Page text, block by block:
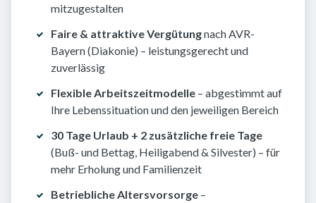
mitzugestalten
Faire & attraktive Vergütungnach AVR-
Bayern (Diakonie) – leistungsgerecht und
zuverlässig
Flexible Arbeitszeitmodelle – abgestimmt auf
Ihre Lebenssituation und den jeweiligen Bereich
30 Tage Urlaub + 2 zusätzliche freie Tage
(Buß- und Bettag, Heiligabend & Silvester) – für
mehr Erholung und Familienzeit
Betriebliche Altersvorsorge –